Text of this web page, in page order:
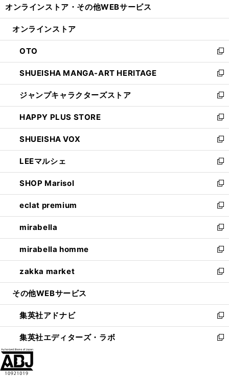
開
ン
ウ
で
開
く
ウ
ン
ド
ウ
で
開
く
オンラインストア・ その他WEBサービス
オンラインストア
OTO
新
し
い
ウ
ィ
ン
ド
ウ
で
開
く
SHUEISHA MANGA-ART HERITAGE
新
し
い
ウ
ィ
ン
ド
ウ
で
開
く
ジャンプキャラクターズストア
新
し
い
ウ
ィ
ン
ド
ウ
で
開
く
HAPPY PLUS STORE
新
し
い
ウ
ィ
ン
ド
ウ
で
開
く
SHUEISHA VOX
新
し
い
ウ
ィ
ン
ド
ウ
で
開
く
LEEマルシェ
新
し
い
ウ
ィ
ン
ド
ウ
で
開
く
SHOP Marisol
新
し
い
ウ
ィ
ン
ド
ウ
で
開
eclat premium
新
し
い
ウ
ィ
ン
ド
ウ
開
く
mirabella
新
し
い
ウ
ィ
ン
ウ
で
開
く
mirabella homme
新
し
い
ウ
ン
ド
ウ
で
zakka market
新
し
ウ
ィ
ン
ド
その他WEBサービス
集英社アドナビ
新
し
い
集英社エディターズ・ラボ
新